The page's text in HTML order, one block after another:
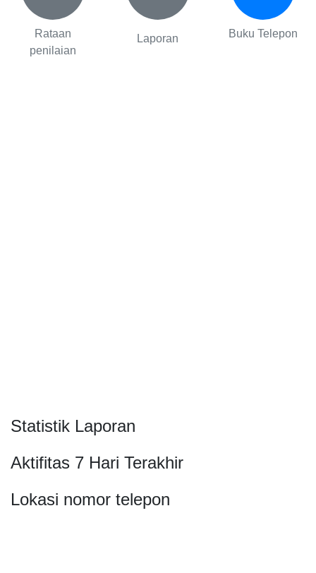
Rataan
penilaian
Laporan Buku Telepon
Statistik Laporan
Aktifitas 7 Hari Terakhir
Lokasi nomor telepon